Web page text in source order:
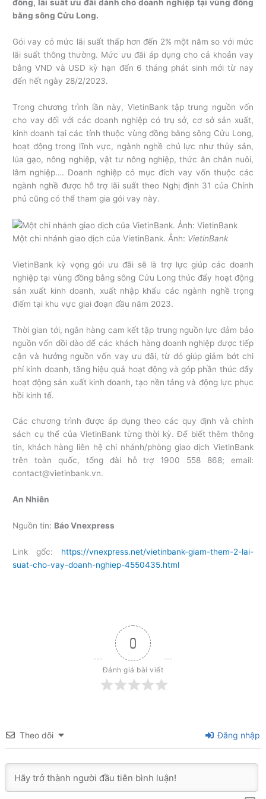
đồng, lãi suất ưu đãi dành cho doanh nghiệp tại vùng đồng
bằng sông Cửu Long.
Gói vay có mức lãi suất thấp hơn đến 2% một năm so với mức
lãi suất thông thường. Mức ưu đãi áp dụng cho cả khoản vay
bằng VND và USD kỳ hạn đến 6 tháng phát sinh mới từ nay
đến hết ngày 28/2/2023.
Trong chương trình lần này, VietinBank tập trung nguồn vốn
cho vay đối với các doanh nghiệp có trụ sở, cơ sở sản xuất,
kinh doanh tại các tỉnh thuộc vùng đồng bằng sông Cửu Long,
hoạt động trong lĩnh vực, ngành nghề chủ lực như thủy sản,
lúa gạo, nông nghiệp, vật tư nông nghiệp, thức ăn chăn nuôi,
lâm nghiệp…. Doanh nghiệp có mục đích vay vốn thuộc các
ngành nghề được hỗ trợ lãi suất theo Nghị định 31 của Chính
phủ cũng có thể tham gia gói vay này.
Một chi nhánh giao dịch của VietinBank. Ảnh: VietinBank
VietinBank kỳ vọng gói ưu đãi sẽ là trợ lực giúp các doanh
nghiệp tại vùng đồng bằng sông Cửu Long thúc đẩy hoạt động
sản xuất kinh doanh, xuất nhập khẩu các ngành nghề trọng
điểm tại khu vực giai đoạn đầu năm 2023.
Thời gian tới, ngân hàng cam kết tập trung nguồn lực đảm bảo
nguồn vốn dồi dào để các khách hàng doanh nghiệp được tiếp
cận và hưởng nguồn vốn vay ưu đãi, từ đó giúp giảm bớt chi
phí kinh doanh, tăng hiệu quả hoạt động và góp phần thúc đẩy
hoạt động sản xuất kinh doanh, tạo nền tảng và động lực phục
hồi kinh tế.
Các chương trình được áp dụng theo các quy định và chính
sách cụ thể của VietinBank từng thời kỳ. Để biết thêm thông
tin, khách hàng liên hệ chi nhánh/phòng giao dịch VietinBank
trên toàn quốc, tổng đài hỗ trợ 1900 558 868; email:
contact@vietinbank.vn.
An Nhiên
Nguồn tin: Báo Vnexpress
Link gốc: https://vnexpress.net/vietinbank-giam-them-2-lai-
suat-cho-vay-doanh-nghiep-4550435.html
0
Đánh giá bài viết
Theo dõi Đăng nhập